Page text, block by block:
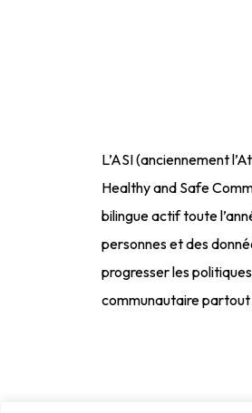
L’ASI (anciennement
Healthy and Safe
bilingue actif toute
personnes et des
progresser les
communautaire